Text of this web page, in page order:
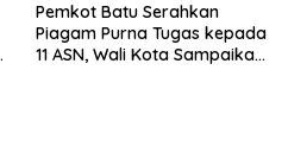
Pemkot Batu Serahkan
Piagam Purna Tugas kepada
11 ASN, Wali Kota Sampaikan